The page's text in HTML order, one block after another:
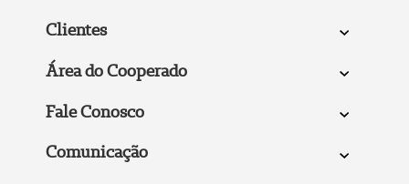
Clientes
Área do Cooperado
Fale Conosco
Comunicação